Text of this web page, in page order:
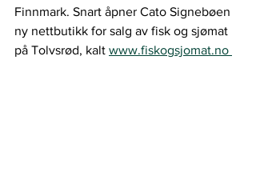
Finnmark. Snart åpner Cato Signebøen
ny nettbutikk for salg av fisk og sjømat
på Tolvsrød, kalt www.fiskogsjomat.no